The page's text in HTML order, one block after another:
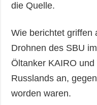
die Quelle.
Wie berichtet griffen
Drohnen des SBU
Öltanker KAIRO
Russlands an,
worden waren.